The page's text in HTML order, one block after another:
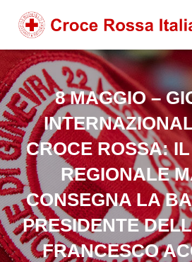
8 MAGGIO –
CROCE ROSSA:
REGIONALE
CONSEGNA LA
PRESIDENTE
FRANCESCO